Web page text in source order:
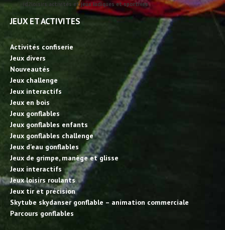
id2loisirs activités et jeux ludiques et sportives
JEUX ET ACTIVITES
Activités confiserie
Jeux divers
Nouveautés
Jeux challenge
Jeux interactifs
Jeux en bois
Jeux gonflables
Jeux gonflables enfants
Jeux gonflables challenge
Jeux d’eau gonflables
Jeux de grimpe, manège et glisse
Jeux interactifs
Jeux loisirs roulants
Jeux tir et précision
Skytube skydanser gonflable – animation commerciale
Parcours gonflables